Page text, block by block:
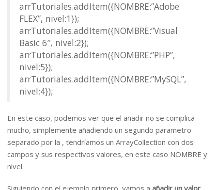
arrTutoriales.addItem({NOMBRE:”Adobe
FLEX”, nivel:1});
arrTutoriales.addItem({NOMBRE:”Visual
Basic 6″, nivel:2});
arrTutoriales.addItem({NOMBRE:”PHP”,
nivel:5});
arrTutoriales.addItem({NOMBRE:”MySQL”,
nivel:4});
En este caso, podemos ver que el añadir no se complica
mucho, simplemente añadiendo un segundo parametro
separado por la , tendríamos un ArrayCollection con dos
campos y sus respectivos valores, en este caso NOMBRE y
nivel.
Siguiendo con el ejemplo primero, vamos a añadir un valor